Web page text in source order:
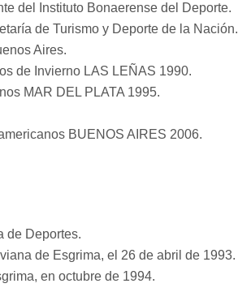
del Instituto Bonaerense del Deporte.
de Turismo y Deporte de la Nación.
Aires.
de Invierno LAS LEÑAS 1990.
MAR DEL PLATA 1995.
BUENOS AIRES 2006.
de Deportes.
de Esgrima, el 26 de abril de 1993.
en octubre de 1994.